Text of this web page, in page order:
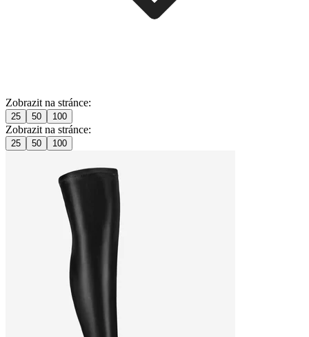
Zobrazit na stránce:
25 50 100
Zobrazit na stránce:
25 50 100